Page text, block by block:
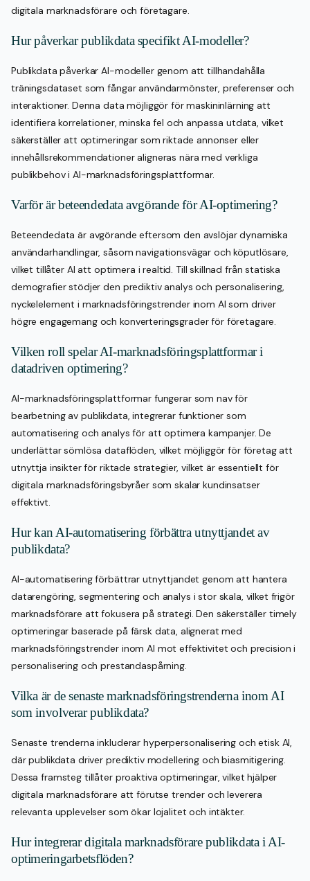
digitala marknadsförare och företagare.
Hur påverkar publikdata specifikt AI-modeller?
Publikdata påverkar AI-modeller genom att tillhandahålla
träningsdataset som fångar användarmönster, preferenser och
interaktioner. Denna data möjliggör för maskininlärning att
identifiera korrelationer, minska fel och anpassa utdata, vilket
säkerställer att optimeringar som riktade annonser eller
innehållsrekommendationer aligneras nära med verkliga
publikbehov i AI-marknadsföringsplattformar.
Varför är beteendedata avgörande för AI-optimering?
Beteendedata är avgörande eftersom den avslöjar dynamiska
användarhandlingar, såsom navigationsvägar och köputlösare,
vilket tillåter AI att optimera i realtid. Till skillnad från statiska
demografier stödjer den prediktiv analys och personalisering,
nyckelelement i marknadsföringstrender inom AI som driver
högre engagemang och konverteringsgrader för företagare.
Vilken roll spelar AI-marknadsföringsplattformar i
datadriven optimering?
AI-marknadsföringsplattformar fungerar som nav för
bearbetning av publikdata, integrerar funktioner som
automatisering och analys för att optimera kampanjer. De
underlättar sömlösa dataflöden, vilket möjliggör för företag att
utnyttja insikter för riktade strategier, vilket är essentiellt för
digitala marknadsföringsbyråer som skalar kundinsatser
effektivt.
Hur kan AI-automatisering förbättra utnyttjandet av
publikdata?
AI-automatisering förbättrar utnyttjandet genom att hantera
datarengöring, segmentering och analys i stor skala, vilket frigör
marknadsförare att fokusera på strategi. Den säkerställer timely
optimeringar baserade på färsk data, alignerat med
marknadsföringstrender inom AI mot effektivitet och precision i
personalisering och prestandaspårning.
Vilka är de senaste marknadsföringstrenderna inom AI
som involverar publikdata?
Senaste trenderna inkluderar hyperpersonalisering och etisk AI,
där publikdata driver prediktiv modellering och biasmitigering.
Dessa framsteg tillåter proaktiva optimeringar, vilket hjälper
digitala marknadsförare att förutse trender och leverera
relevanta upplevelser som ökar lojalitet och intäkter.
Hur integrerar digitala marknadsförare publikdata i AI-
optimeringarbetsflöden?